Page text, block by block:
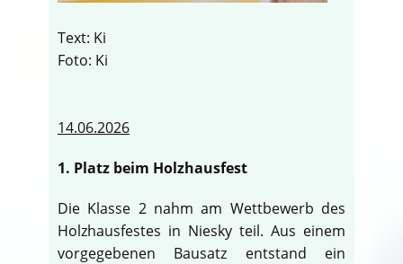
Text: Ki
Foto: Ki
14.06.2026
1. Platz beim Holzhausfest
Die Klasse 2 nahm am Wettbewerb des
Holzhausfestes in Niesky teil. Aus einem
vorgegebenen Bausatz entstand ein